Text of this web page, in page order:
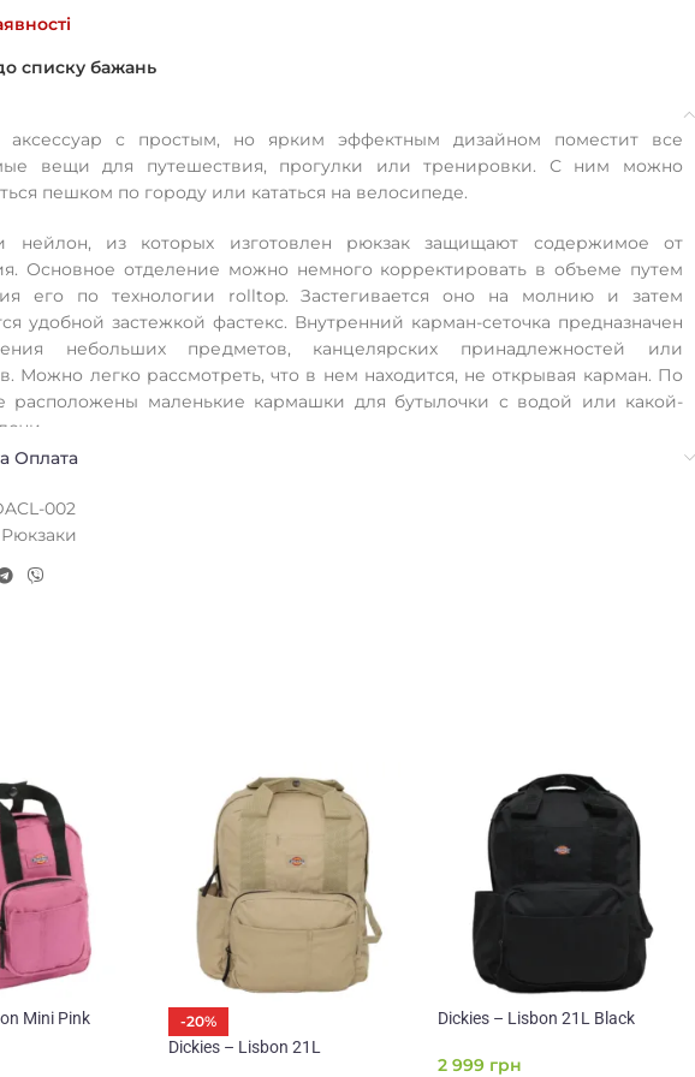
списку бажань
аксессуар с простым, но ярким эффектным дизайном поместит все
вещи для путешествия, прогулки или тренировки. С ним можно
пешком по городу или кататься на велосипеде.
нейлон, из которых изготовлен рюкзак защищают содержимое от
Основное отделение можно немного корректировать в объеме путем
его по технологии rolltop. Застегивается оно на молнию и затем
удобной застежкой фастекс. Внутренний карман-сеточка предназначен
небольших предметов, канцелярских принадлежностей или
Можно легко рассмотреть, что в нем находится, не открывая карман. По
расположены маленькие кармашки для бутылочки с водой или какой-
длину. Если нужно нести рюкзак в руке, тогда используйте верхнюю
Оплата
002
Рюкзаки
Mini Pink -20%
Dickies – Lisbon 21L
Dickies – Lisbon 21L Black
2 999 грн